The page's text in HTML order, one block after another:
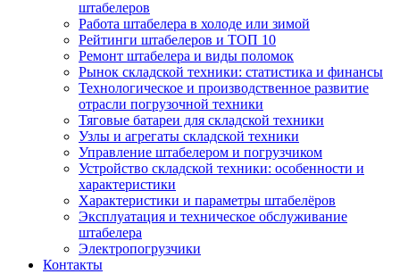
штабелеров
Работа штабелера в холоде или зимой
Рейтинги штабелеров и ТОП 10
Ремонт штабелера и виды поломок
Рынок складской техники: статистика и финансы
Технологическое и производственное развитие
отрасли погрузочной техники
Тяговые батареи для складской техники
Узлы и агрегаты складской техники
Управление штабелером и погрузчиком
Устройство складской техники: особенности и
характеристики
Характеристики и параметры штабелёров
Эксплуатация и техническое обслуживание
штабелера
Электропогрузчики
Контакты